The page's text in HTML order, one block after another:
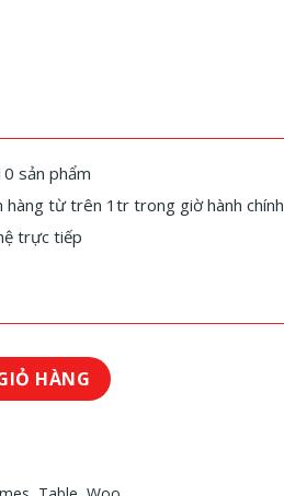
sản phẩm
hàng từ trên 1tr trong giờ hành chính
trực tiếp
HÀNG